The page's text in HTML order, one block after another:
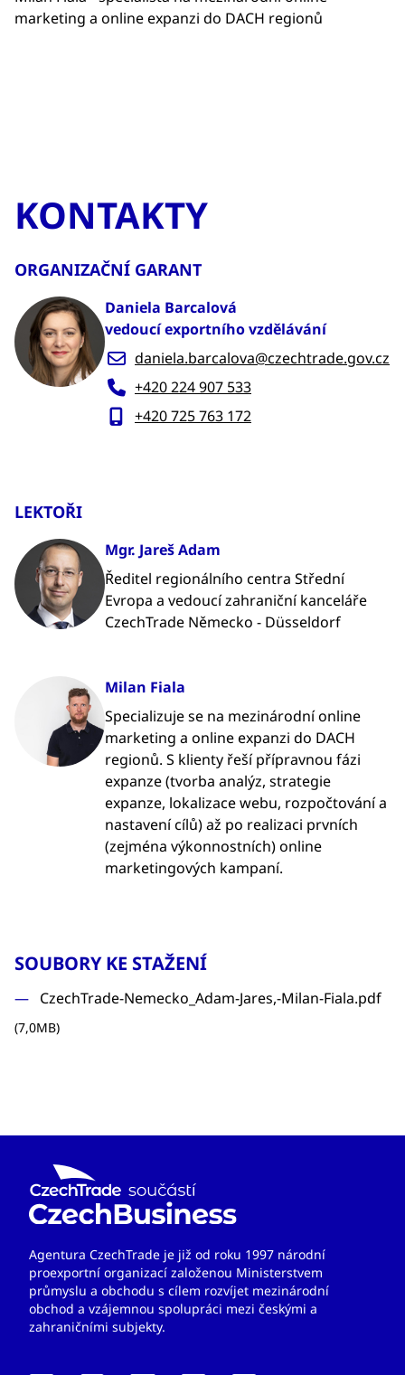
marketing a online expanzi do DACH regionů
KONTAKTY
ORGANIZAČNÍ GARANT
Daniela Barcalová
vedoucí exportního vzdělávání
daniela.barcalova@czechtrade.gov.cz
+420 224 907 533
+420 725 763 172
LEKTOŘI
Mgr. Jareš Adam
Ředitel regionálního centra Střední
Evropa a vedoucí zahraniční kanceláře
CzechTrade Německo - Düsseldorf
Milan Fiala
Specializuje se na mezinárodní online
marketing a online expanzi do DACH
regionů. S klienty řeší přípravnou fázi
expanze (tvorba analýz, strategie
expanze, lokalizace webu, rozpočtování a
nastavení cílů) až po realizaci prvních
(zejména výkonnostních) online
marketingových kampaní.
SOUBORY KE STAŽENÍ
CzechTrade-Nemecko_Adam-Jares,-Milan-Fiala.pdf
(7,0MB)
Agentura CzechTrade je již od roku 1997 národní
proexportní organizací založenou Ministerstvem
průmyslu a obchodu s cílem rozvíjet mezinárodní
obchod a vzájemnou spolupráci mezi českými a
zahraničními subjekty.